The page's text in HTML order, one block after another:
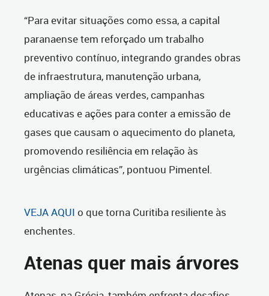
“Para evitar situações como essa, a capital
paranaense tem reforçado um trabalho
preventivo contínuo, integrando grandes obras
de infraestrutura, manutenção urbana,
ampliação de áreas verdes, campanhas
educativas e ações para conter a emissão de
gases que causam o aquecimento do planeta,
promovendo resiliência em relação às
urgências climáticas”, pontuou Pimentel.
VEJA AQUI o que torna Curitiba resiliente às
enchentes.
Atenas quer mais árvores